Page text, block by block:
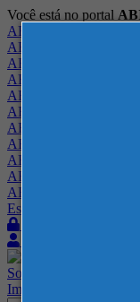
Você está no portal
ABIMAQ Brasil
ABIMAQ Minas Gerais
ABIMAQ Norte-
ABIMAQ Paraná
ABIMAQ Piracicaba
ABIMAQ Ribeirão
ABIMAQ Rio de
ABIMAQ Rio Grande
ABIMAQ Santa
ABIMAQ São Paulo
ABIMAQ Vale do
Escritório de Relações
Sobre
Imprensa